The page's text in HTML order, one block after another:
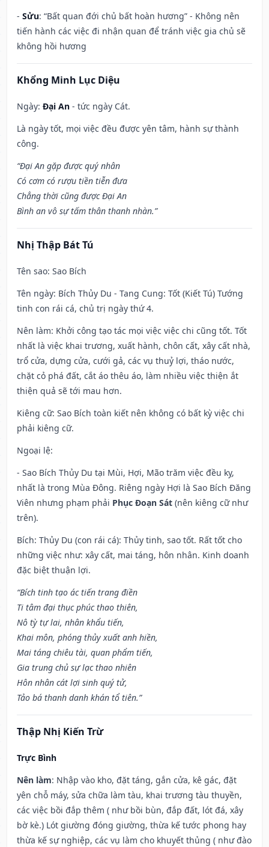
- Sửu: “Bất quan đới chủ bất hoàn hương” - Không nên
tiến hành các việc đi nhận quan để tránh việc gia chủ sẽ
không hồi hương
Khổng Minh Lục Diệu
Ngày: Đại An - tức ngày Cát.
Là ngày tốt, mọi việc đều được yên tâm, hành sự thành
công.
“Đại An gặp được quý nhân
Có cơm có rượu tiền tiễn đưa
Chẳng thời cũng được Đại An
Bình an vô sự tấm thân thanh nhàn.”
Nhị Thập Bát Tú
Tên sao: Sao Bích
Tên ngày: Bích Thủy Du - Tang Cung: Tốt (Kiết Tú) Tướng
tinh con rái cá, chủ trị ngày thứ 4.
Nên làm: Khởi công tạo tác mọi việc việc chi cũng tốt. Tốt
nhất là việc khai trương, xuất hành, chôn cất, xây cất nhà,
trổ cửa, dựng cửa, cưới gả, các vụ thuỷ lợi, tháo nước,
chặt cỏ phá đất, cắt áo thêu áo, làm nhiều việc thiện ắt
thiện quả sẽ tới mau hơn.
Kiêng cữ: Sao Bích toàn kiết nên không có bất kỳ việc chi
phải kiêng cữ.
Ngoại lệ:
- Sao Bích Thủy Du tại Mùi, Hợi, Mão trăm việc đều kỵ,
nhất là trong Mùa Đông. Riêng ngày Hợi là Sao Bích Đăng
Viên nhưng phạm phải Phục Đoạn Sát (nên kiêng cữ như
trên).
Bích: Thủy Du (con rái cá): Thủy tinh, sao tốt. Rất tốt cho
những việc như: xây cất, mai táng, hôn nhân. Kinh doanh
đặc biệt thuận lợi.
“Bích tinh tạo ác tiến trang điền
Ti tâm đại thục phúc thao thiên,
Nô tỳ tự lai, nhân khẩu tiến,
Khai môn, phóng thủy xuất anh hiền,
Mai táng chiêu tài, quan phẩm tiến,
Gia trung chủ sự lạc thao nhiên
Hôn nhân cát lợi sinh quý tử,
Tảo bá thanh danh khán tổ tiên.”
Thập Nhị Kiến Trừ
Trực Bình
Nên làm: Nhập vào kho, đặt táng, gắn cửa, kê gác, đặt
yên chỗ máy, sửa chữa làm tàu, khai trương tàu thuyền,
các việc bồi đắp thêm ( như bồi bùn, đắp đất, lót đá, xây
bờ kè.) Lót giường đóng giường, thừa kế tước phong hay
thừa kế sự nghiệp, các vụ làm cho khuyết thủng ( như đào